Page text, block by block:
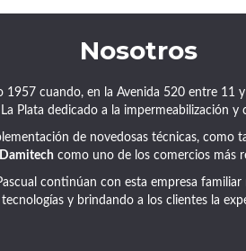
Nosotros
1957 cuando, en la Avenida 520 entre 11
Plata dedicado a la impermeabilización
de novedosas técnicas, como
Damitech como uno de los comercios más
continúan con esta empresa
y brindando a los clientes la